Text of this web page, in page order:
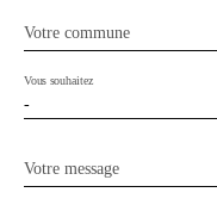
Votre commune
-
Vous souhaitez
Votre message